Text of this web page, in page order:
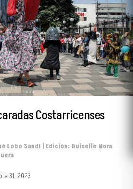
Costarricenses
Lobo Sandí | Edición: Guiselle Mora
31, 2023